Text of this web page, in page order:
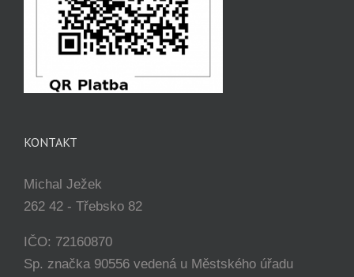
KONTAKT
Michal Ježek
262 42 - Třebsko 82
IČO: 72160870
Sp. značka 90556 vedená u Městského úřadu